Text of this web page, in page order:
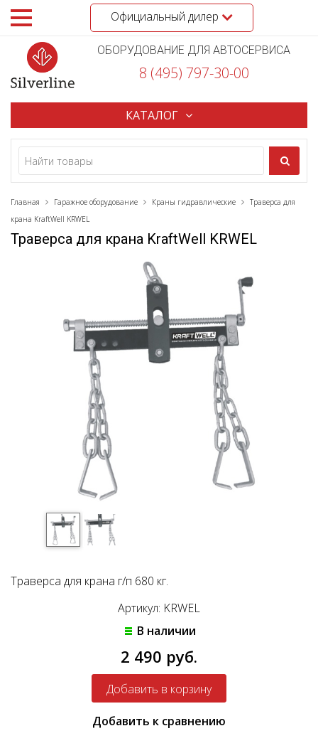
Официальный дилер
ОБОРУДОВАНИЕ ДЛЯ АВТОСЕРВИСА
8 (495) 797-30-00
КАТАЛОГ
Главная Гаражное оборудование Краны гидравлические
Траверса для
крана KraftWell KRWEL
Траверса для крана KraftWell KRWEL
Траверса для крана г/п 680 кг.
Артикул: KRWEL
В наличии
2 490 руб.
Добавить к сравнению